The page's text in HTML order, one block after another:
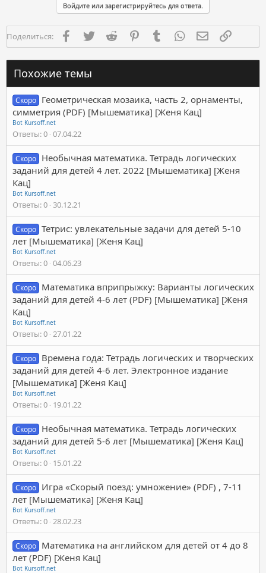
Войдите или зарегистрируйтесь для ответа.
Поделиться: FacebookTwitter Reddit PinterestTumblr WhatsAppЭлектронная
Похожие темы
Скоро Геометрическая мозаика, часть 2, орнаменты,
симметрия (PDF) [Мышематика] [Женя Кац]
Bot Kursoff.net
Ответы 0 07.04.22
Скоро Необычная математика. Тетрадь логических
заданий для детей 4 лет. 2022 [Мышематика] [Женя
Кац]
Bot Kursoff.net
Ответы 0 30.12.21
Скоро Тетрис: увлекательные задачи для детей 5-10
лет [Мышематика] [Женя Кац]
Bot Kursoff.net
Ответы 0 04.06.23
Скоро Математика вприпрыжку: Варианты логических
заданий для детей 4-6 лет (PDF) [Мышематика] [Женя
Кац]
Bot Kursoff.net
Ответы 0 27.01.22
Скоро Времена года: Тетрадь логических и творческих
заданий для детей 4-6 лет. Электронное издание
[Мышематика] [Женя Кац]
Bot Kursoff.net
Ответы 0 19.01.22
Скоро Необычная математика. Тетрадь логических
заданий для детей 5-6 лет [Мышематика] [Женя Кац]
Bot Kursoff.net
Ответы 0 15.01.22
Скоро Игра «Скорый поезд: умножение» (PDF) , 7-11
лет [Мышематика] [Женя Кац]
Bot Kursoff.net
Ответы 0 28.02.23
Скоро Математика на английском для детей от 4 до 8
лет (PDF) [Женя Кац]
Bot Kursoff.net